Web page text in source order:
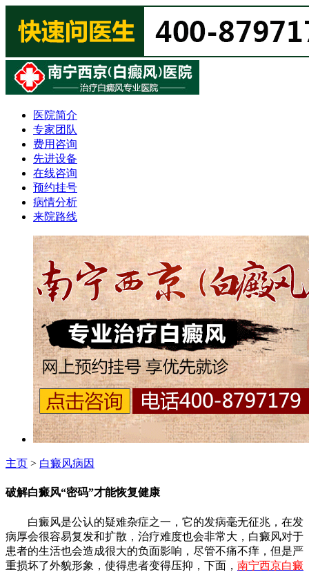
医院简介
专家团队
费用咨询
先进设备
在线咨询
预约挂号
病情分析
来院路线
主页 > 白癜风病因
破解白癜风“密码”才能恢复健康
白癜风是公认的疑难杂症之一，它的发病毫无征兆，在发
病厚会很容易复发和扩散，治疗难度也会非常大，白癜风对于
患者的生活也会造成很大的负面影响，尽管不痛不痒，但是严
重损坏了外貌形象，使得患者变得压抑，下面， 南宁西京白癜